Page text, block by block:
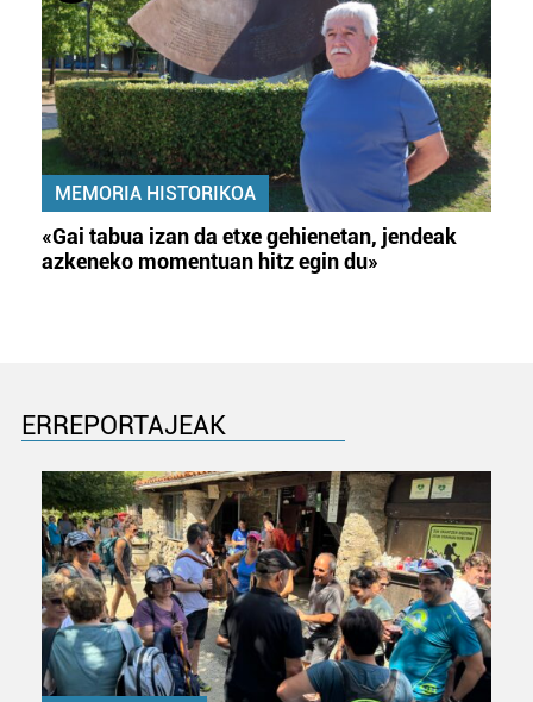
MEMORIA HISTORIKOA
«Gai tabua izan da etxe gehienetan, jendeak
azkeneko momentuan hitz egin du»
ERREPORTAJEAK